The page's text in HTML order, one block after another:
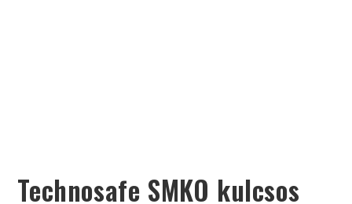
Technosafe SMKO kulcsos